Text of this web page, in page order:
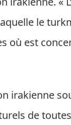
le
où est
irakienne
de